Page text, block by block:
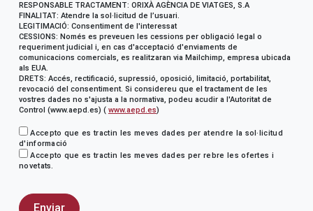
RESPONSABLE TRACTAMENT: ORIXÀ AGÈNCIA DE VIATGES, S.A
FINALITAT: Atendre la sol·licitud de l’usuari.
LEGITIMACIÓ: Consentiment de l'interessat
CESSIONS: Només es preveuen les cessions per obligació legal o
requeriment judicial i, en cas d'acceptació d'enviaments de
comunicacions comercials, es realitzaran via Mailchimp, empresa ubicada
als EUA.
DRETS: Accés, rectificació, supressió, oposició, limitació, portabilitat,
revocació del consentiment. Si considereu que el tractament de les
vostres dades no s'ajusta a la normativa, podeu acudir a l'Autoritat de
Control (www.aepd.es) ( www.aepd.es)
Accepto que es tractin les meves dades per atendre la sol·licitud
d'informació
Accepto que es tractin les meves dades per rebre les ofertes i
novetats.